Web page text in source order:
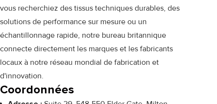
vous recherchiez des tissus techniques durables, des
solutions de performance sur mesure ou un
échantillonnage rapide, notre bureau britannique
connecte directement les marques et les fabricants
locaux à notre réseau mondial de fabrication et
d'innovation.
Coordonnées